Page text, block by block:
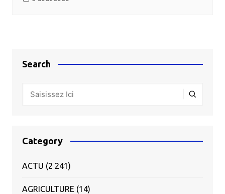
Search
Category
ACTU (2 241)
AGRICULTURE (14)